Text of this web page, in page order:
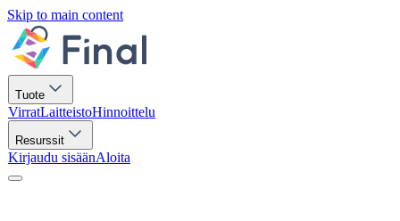
Skip to main content
Tuote
VirratLaitteistoHinnoittelu
Resurssit
Kirjaudu sisäänAloita